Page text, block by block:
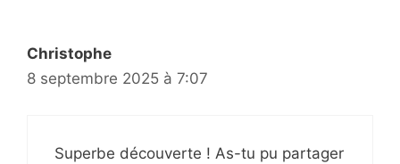
Christophe
8 septembre 2025 à 7:07
Superbe découverte ! As-tu pu partager